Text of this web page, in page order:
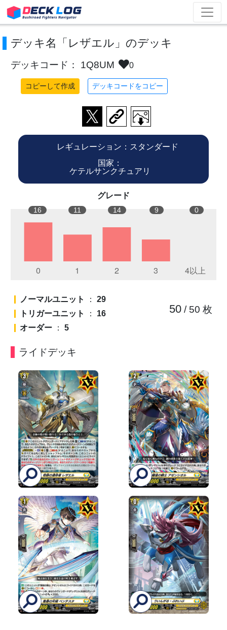
デッキ名「レザエル」のデッキ
デッキコード： 1Q8UM 0
コピーして作成 デッキコードをコピー
レギュレーション：スタンダード
国家：
ケテルサンクチュアリ
グレード
16 11 14 9 0
ノーマルユニット ： 29
トリガーユニット
： 16
オーダー ： 5
50/ 50 枚
ライドデッキ